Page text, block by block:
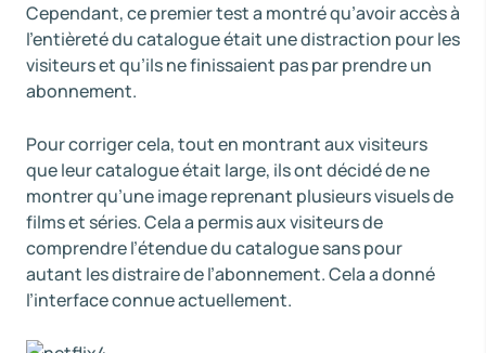
Cependant, ce premier test a montré qu’avoir accès à
l’entièreté du catalogue était une distraction pour les
visiteurs et qu’ils ne finissaient pas par prendre un
abonnement.
Pour corriger cela, tout en montrant aux visiteurs
que leur catalogue était large, ils ont décidé de ne
montrer qu’une image reprenant plusieurs visuels de
films et séries. Cela a permis aux visiteurs de
comprendre l’étendue du catalogue sans pour
autant les distraire de l’abonnement. Cela a donné
l’interface connue actuellement.